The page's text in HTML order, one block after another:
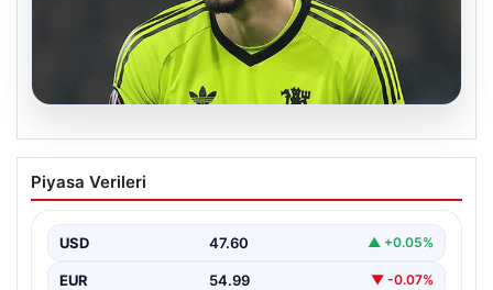
Altay Bayındır beklenen imzayı attı!
Yeni adresi şaşırttı
Piyasa Verileri
USD 47.60 ▲ +0.05%
EUR 54.99 ▼ -0.07%